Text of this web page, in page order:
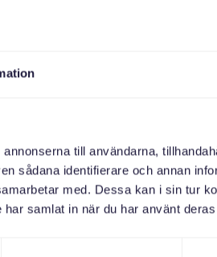
till användarna,
sådana identifierare och annan
med. Dessa kan i sin tur
samlat in när du har använt
boy on his back,
rörlig. Vi tycker att
och fika.
speaking seniors.